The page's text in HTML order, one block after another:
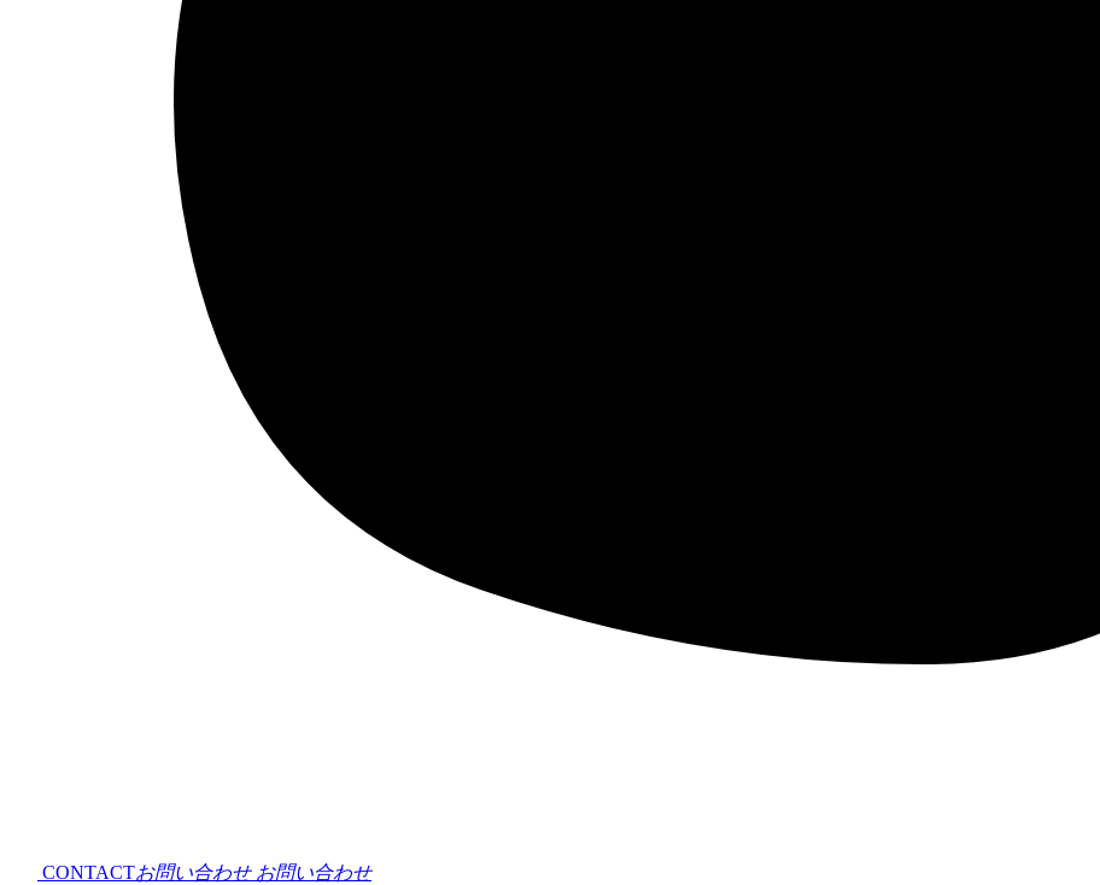
CONTACTお問い合わせ お問い合わせ